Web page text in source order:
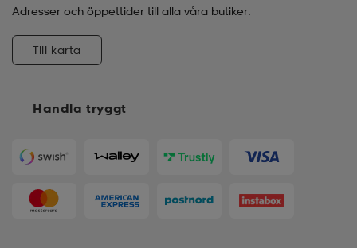
Handla tryggt
Adresser och öppettider till alla våra butiker.
Till karta